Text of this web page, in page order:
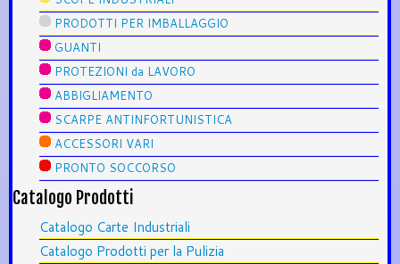
PRODOTTI PER IMBALLAGGIO
GUANTI
PROTEZIONI da LAVORO
ABBIGLIAMENTO
SCARPE ANTINFORTUNISTICA
ACCESSORI VARI
PRONTO SOCCORSO
Catalogo Prodotti
Catalogo Carte Industriali
Catalogo Prodotti per la Pulizia